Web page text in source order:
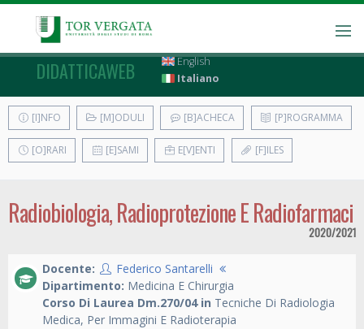
DIDATTICAWEB
English
Italiano
[I]NFO [M]ODULI [B]ACHECA [P]ROGRAMMA
[O]RARI [E]SAMI E[V]ENTI [F]ILES
Radiobiologia, Radioprotezione E Radiofarmaci
2020/2021
Docente:
Federico Santarelli
Dipartimento: Medicina E Chirurgia
Corso Di Laurea Dm.270/04 in Tecniche Di Radiologia
Medica, Per Immagini E Radioterapia